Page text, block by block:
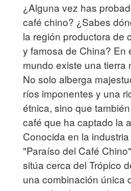
¿Alguna vez has
café chino? ¿Sabes
la región productora de
y famosa de China? En
mundo existe una tierra
No solo alberga
ríos imponentes y una
étnica, sino que
café que ha captado la
Conocida en la
"Paraíso del Café
sitúa cerca del Trópico
una combinación única